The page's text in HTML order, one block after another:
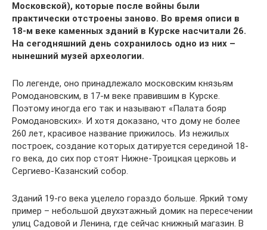
Московской), которые после войны были
практически отстроены заново. Во время описи в
18-м веке каменных зданий в Курске насчитали 26.
На сегодняшний день сохранилось одно из них –
нынешний музей археологии.
По легенде, оно принадлежало московским князьям
Ромодановским, в 17-м веке правившим в Курске.
Поэтому иногда его так и называют «Палата бояр
Ромодановских». И хотя доказано, что дому не более
260 лет, красивое название прижилось. Из нежилых
построек, создание которых датируется серединой 18-
го века, до сих пор стоят Нижне-Троицкая церковь и
Сергиево-Казанский собор.
Зданий 19-го века уцелело гораздо больше. Яркий тому
пример – небольшой двухэтажный домик на пересечении
улиц Садовой и Ленина, где сейчас книжный магазин. В